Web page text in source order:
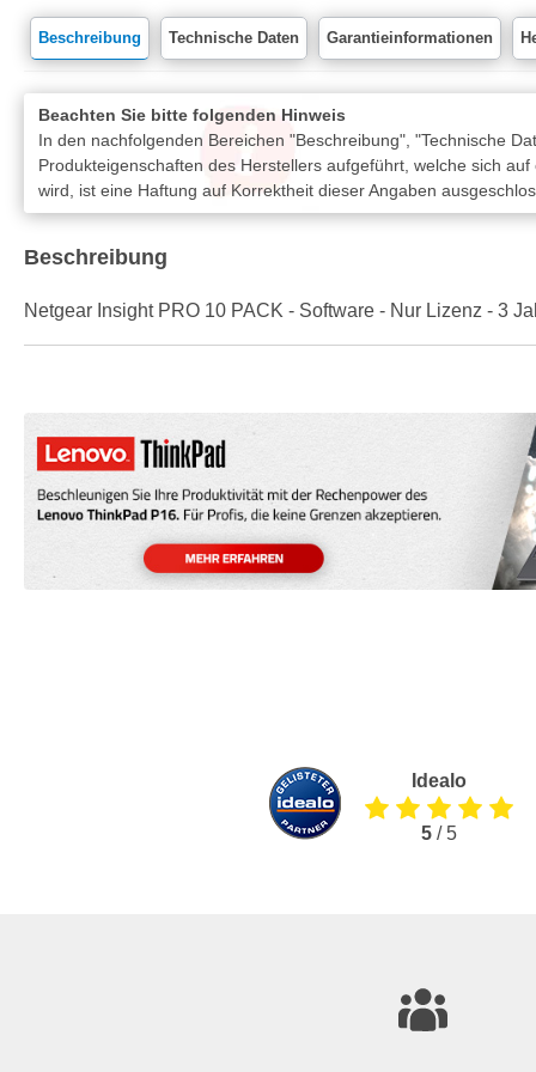
Beschreibung Technische Daten Garantieinformationen
Beachten Sie bitte folgenden Hinweis
In den nachfolgenden Bereichen "Beschreibung", "Technische
Produkteigenschaften des Herstellers aufgeführt, welche sich
wird, ist eine Haftung auf Korrektheit dieser Angaben
Beschreibung
Netgear Insight PRO 10 PACK - Software - Nur Lizenz - 3
Idealo
5/ 5